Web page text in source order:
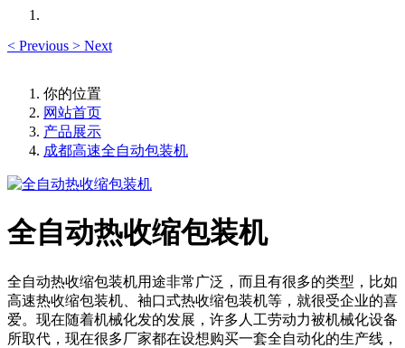
< Previous > Next
你的位置
网站首页
产品展示
成都高速全自动包装机
全自动热收缩包装机
全自动热收缩包装机用途非常广泛，而且有很多的类型，比如
高速热收缩包装机、袖口式热收缩包装机等，就很受企业的喜
爱。现在随着机械化发的发展，许多人工劳动力被机械化设备
所取代，现在很多厂家都在设想购买一套全自动化的生产线，